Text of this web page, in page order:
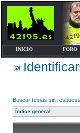
INICIO FORO
Buscar temas sin
Índice general